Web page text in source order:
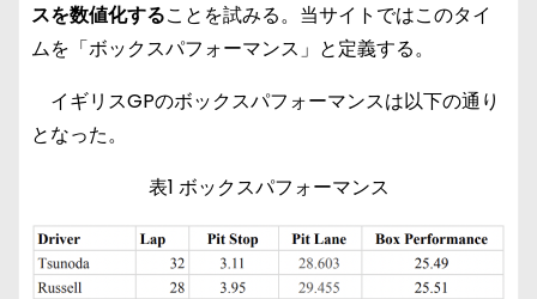
スを数値化することを試みる。当サイトではこのタイ
ムを「ボックスパフォーマンス」と定義する。
イギリスGPのボックスパフォーマンスは以下の通り
となった。
表1 ボックスパフォーマンス